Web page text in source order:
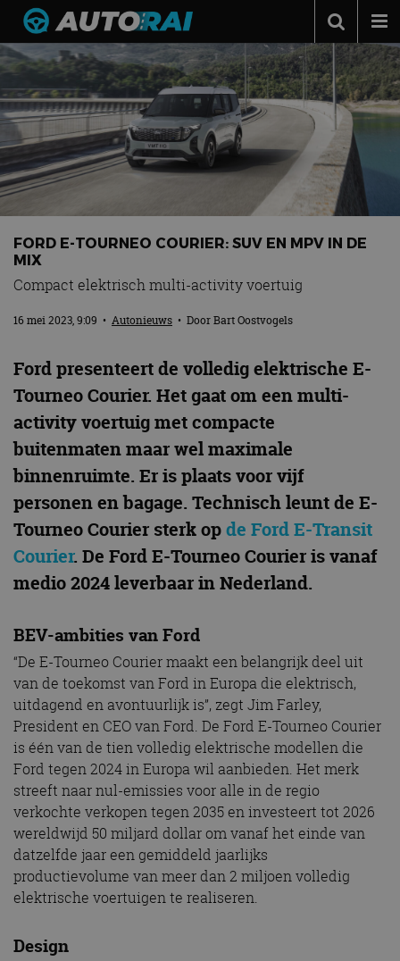
Autonieuws
Podcast
Autotests
Automerken
Adverteren
MotorRAI.nl
FORD E-TOURNEO COURIER: SUV EN MPV IN DE
MIX
Compact elektrisch multi-activity voertuig
16 mei 2023, 9:09 • Autonieuws • DoorBart Oostvogels
Ford presenteert de volledig elektrische E-
Tourneo Courier. Het gaat om een multi-
activity voertuig met compacte
buitenmaten maar wel maximale
binnenruimte. Er is plaats voor vijf
personen en bagage. Technisch leunt de E-
Tourneo Courier sterk opde Ford E-Transit
Courier. De Ford E-Tourneo Courier is vanaf
medio 2024 leverbaar in Nederland.
BEV-ambities van Ford
“De E-Tourneo Courier maakt een belangrijk deel uit
van de toekomst van Ford in Europa die elektrisch,
uitdagend en avontuurlijk is”, zegt Jim Farley,
President en CEO van Ford. De Ford E-Tourneo Courier
is één van de tien volledig elektrische modellen die
Ford tegen 2024 in Europa wil aanbieden. Het merk
streeft naar nul-emissies voor alle in de regio
verkochte verkopen tegen 2035 en investeert tot 2026
wereldwijd 50 miljard dollar om vanaf het einde van
datzelfde jaar een gemiddeld jaarlijks
productievolume van meer dan 2 miljoen volledig
elektrische voertuigen te realiseren.
Design